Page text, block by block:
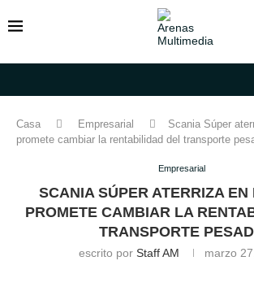
Casa Empresarial
Scania Súper
promete cambiar la rentabilidad del transporte
Empresarial
SCANIA SÚPER ATERRIZA EN
PROMETE CAMBIAR LA
TRANSPORTE
escrito por Staff AM marzo